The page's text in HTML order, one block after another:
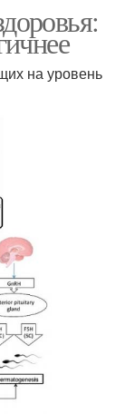
на уровень